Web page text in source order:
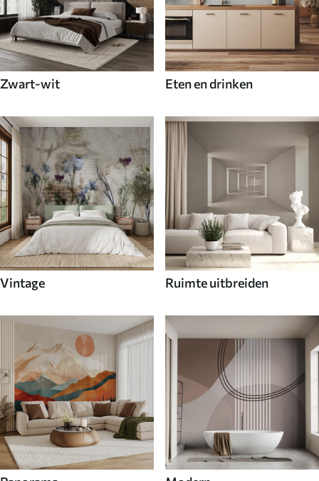
Zwart-wit Eten en drinken
Vintage Ruimte uitbreiden